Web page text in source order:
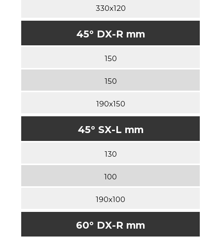
330x120
45° DX-R mm
150
150
190x150
45° SX-L mm
130
100
190x100
60° DX-R mm